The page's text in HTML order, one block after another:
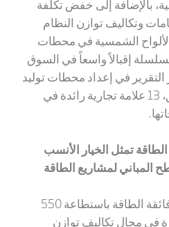
بالإضافة إلى خفض تكلفة
وتكاليف توازن النظام
الشمسية في محطات
إقبالاً واسعاً في السوق
في إعداد محطات توليد
الطاقة المخصصة للمرافق، 13 علامة تجارية رائدة في
تمثل الخيار الأنسب
المبانيلمشاريع الطاقة
توفر الألواح الكهروضوئية فائقة الطاقة باستطاعة 550
كبيرة في مجال تكاليف توازن